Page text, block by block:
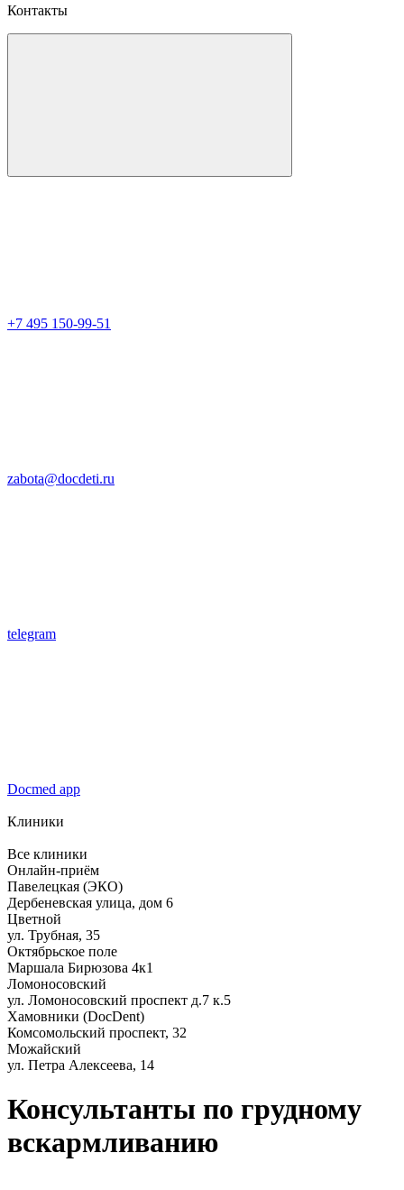
Контакты
+7 495 150-99-51
zabota@docdeti.ru
telegram
Docmed app
Клиники
Все клиники
Онлайн-приём
Павелецкая (ЭКО)
Дербеневская улица, дом 6
Цветной
ул. Трубная, 35
Октябрьское поле
Маршала Бирюзова 4к1
Ломоносовский
ул. Ломоносовский проспект д.7 к.5
Хамовники (DocDent)
Комсомольский проспект, 32
Можайский
ул. Петра Алексеева, 14
Консультанты по грудному
вскармливанию